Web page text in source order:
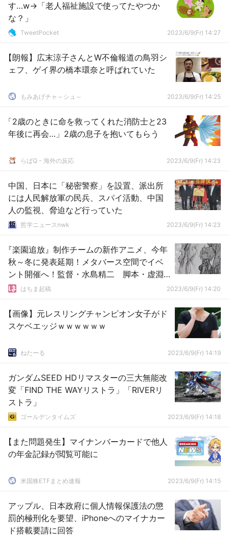
す…w→「老人福祉施設で使ってたやつか
な？」
TweetPocket 2023/6/9(Fr) 14:27
【朗報】広末涼子さんとW不倫報道の鳥羽シ
ェフ、ゲイ界の橋本環奈と呼ばれていた
もみあげチャ～シュ～ 2023/6/9(Fr) 14:25
「2歳のときに命を救ってくれた消防士と23
年後に再会…」2歳の息子を抱いてもらう
らばQ - 海外の反応 2023/6/9(Fr) 14:23
中国、日本に「秘密警察」を設置、派出所
には人民解放軍の民兵、スパイ活動、中国
人の監視、脅迫など行っていた
哲学ニュースnwk 2023/6/9(Fr) 14:23
『楽園追放』制作チームの新作アニメ、今年
秋～冬に発表延期！メタバース空間でイベ
ント開催へ！監督・水島精二 脚本・虚淵
玄 はちま起稿 2023/6/9(Fr) 14:20
【画像】元レスリングチャンピオン女子がド
スケベエッジｗｗｗｗｗｗ
ねたーる 2023/6/9(Fr) 14:19
ガンダムSEED HDリマスターの三大無能改
変「FIND THE WAYリストラ」「RIVERリ
ストラ」
ゴールデンタイムズ 2023/6/9(Fr) 14:18
【また問題発生】マイナンバーカードで他人
の年金記録が閲覧可能に
米国株ETFまとめ速報 2023/6/9(Fr) 14:15
アップル、日本政府に個人情報保護法の懲
罰的極刑化を要望、iPhoneへのマイナカー
ド搭載要請に回答